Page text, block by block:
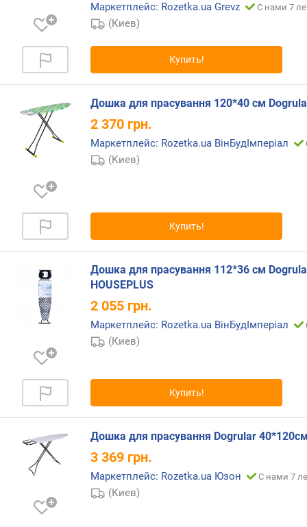
Маркетплейс: Rozetka.ua Grevz С нами 7
(Киев)
Купить!
Дошка для прасування 120*40 см
2 370 грн.
Маркетплейс: Rozetka.ua ВінБудІмперіал
(Киев)
Купить!
Дошка для прасування 112*36 см
HOUSEPLUS
2 055 грн.
Маркетплейс: Rozetka.ua ВінБудІмперіал
(Киев)
Купить!
Дошка для прасування Dogrular
3 369 грн.
Маркетплейс: Rozetka.ua Юзон С нами 7
(Киев)